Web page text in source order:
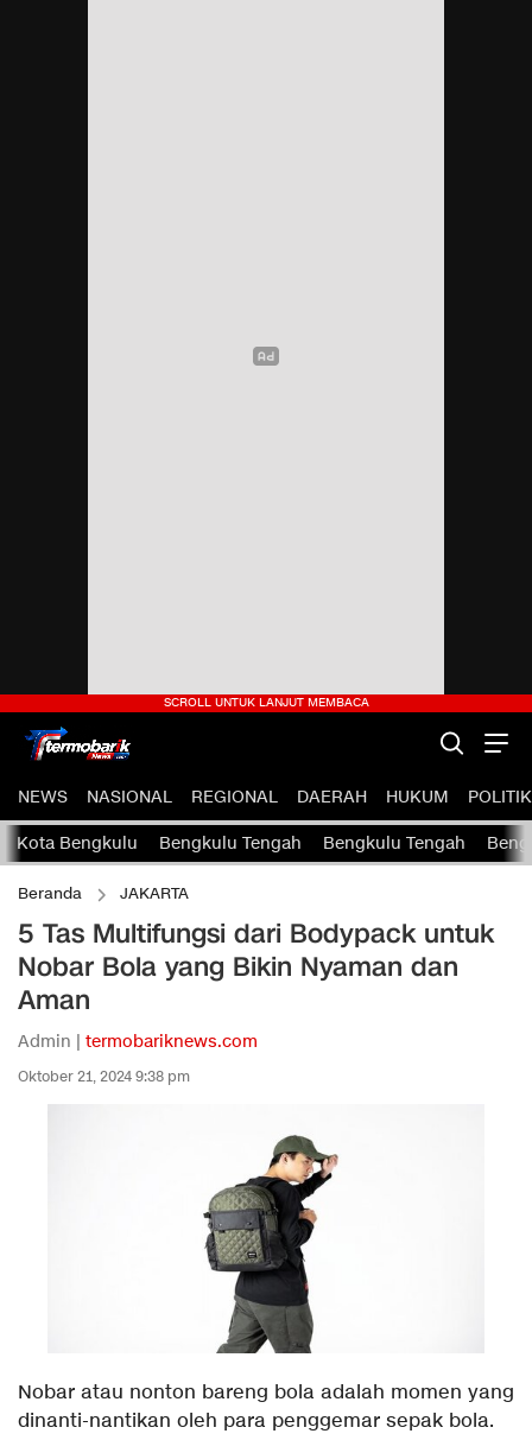
NEWS NASIONAL REGIONAL DAERAH HUKUM POLITIK
Kota Bengkulu Bengkulu Tengah Bengkulu Tengah
Beranda JAKARTA
5 Tas Multifungsi dari Bodypack untuk
Nobar Bola yang Bikin Nyaman dan
Aman
Admin | termobariknews.com
Oktober 21, 2024 9:38 pm
Nobar atau nonton bareng bola adalah momen yang
dinanti-nantikan oleh para penggemar sepak bola.